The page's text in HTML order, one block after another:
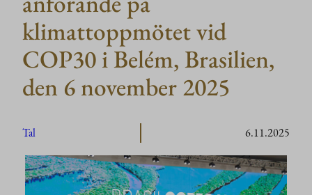
klimattoppmötet vid
COP30 i Belém, Brasilien,
den 6 november 2025
Tal 6.11.2025